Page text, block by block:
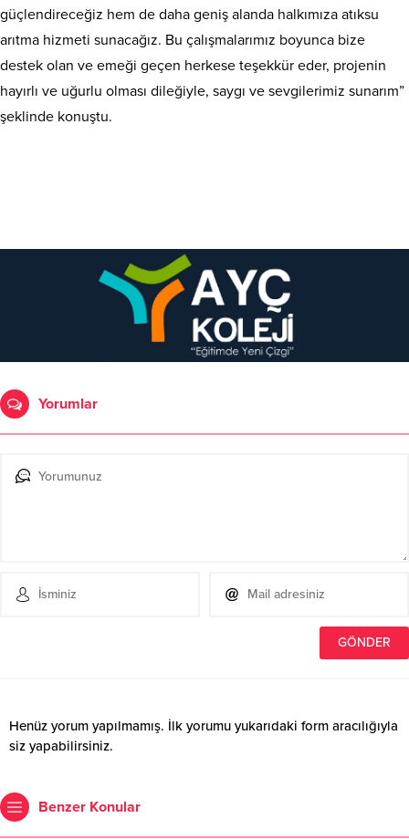
güçlendireceğiz hem de daha geniş alanda halkımıza atıksu
arıtma hizmeti sunacağız. Bu çalışmalarımız boyunca bize
destek olan ve emeği geçen herkese teşekkür eder, projenin
hayırlı ve uğurlu olması dileğiyle, saygı ve sevgilerimiz sunarım”
şeklinde konuştu.
Yorumlar
Henüz yorum yapılmamış. İlk yorumu yukarıdaki form aracılığıyla
siz yapabilirsiniz.
Benzer Konular